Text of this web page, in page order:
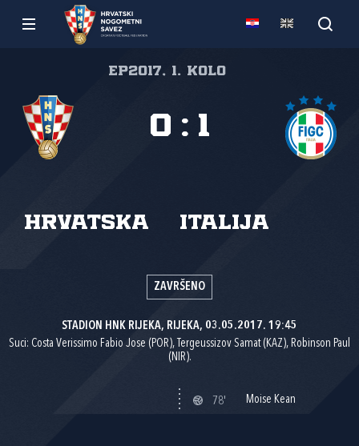
EP2017, 1. kolo
Hrvatska Italija
0 : 1
ZAVRŠENO
STADION HNK RIJEKA, RIJEKA, 03.05.2017. 19:45
Suci: Costa Verissimo Fabio Jose (POR), Tergeussizov Samat (KAZ), Robinson Paul
(NIR).
78' Moise Kean